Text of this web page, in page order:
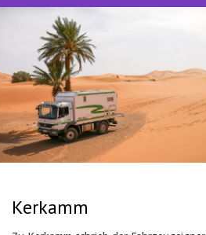
Kerkamm